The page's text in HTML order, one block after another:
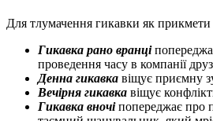
Для тлумачення гикавки як
Гикавка рано вранці
проведення часу в компанії
Денна гикавка віщує приємну
Вечірня гикавка віщує
Гикавка вночіпопереджає про